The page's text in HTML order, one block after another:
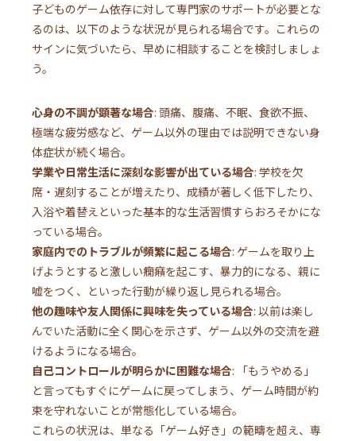
子どものゲーム依存に対して専門家のサポートが必要とな
るのは、以下のような状況が見られる場合です。これらの
サインに気づいたら、早めに相談することを検討しましょ
う。
心身の不調が顕著な場合: 頭痛、腹痛、不眠、食欲不振、
極端な疲労感など、ゲーム以外の理由では説明できない身
体症状が続く場合。
学業や日常生活に深刻な影響が出ている場合: 学校を欠
席・遅刻することが増えたり、成績が著しく低下したり、
入浴や着替えといった基本的な生活習慣すらおろそかにな
っている場合。
家庭内でのトラブルが頻繁に起こる場合: ゲームを取り上
げようとすると激しい癇癪を起こす、暴力的になる、親に
嘘をつく、といった行動が繰り返し見られる場合。
他の趣味や友人関係に興味を失っている場合: 以前は楽し
んでいた活動に全く関心を示さず、ゲーム以外の交流を避
けるようになる場合。
自己コントロールが明らかに困難な場合: 「もうやめる」
と言ってもすぐにゲームに戻ってしまう、ゲーム時間が約
束を守れないことが常態化している場合。
これらの状況は、単なる「ゲーム好き」の範疇を超え、専